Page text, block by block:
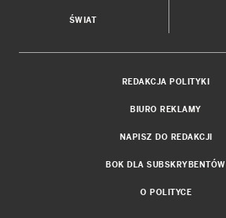
ŚWIAT
REDAKCJA POLITYKI
BIURO REKLAMY
NAPISZ DO REDAKCJI
BOK DLA SUBSKRYBENTÓW
O POLITYCE